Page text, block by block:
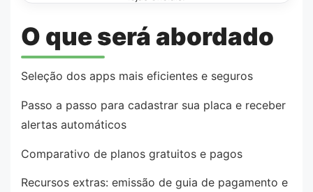
O que será abordado
Seleção dos apps mais eficientes e seguros
Passo a passo para cadastrar sua placa e receber
alertas automáticos
Comparativo de planos gratuitos e pagos
Recursos extras: emissão de guia de pagamento e